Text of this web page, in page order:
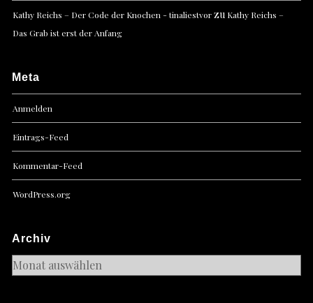
Kathy Reichs – Der Code der Knochen - tinaliestvorzu Kathy Reichs –
Das Grab ist erst der Anfang
Meta
Anmelden
Eintrags-Feed
Kommentar-Feed
WordPress.org
Archiv
Archiv